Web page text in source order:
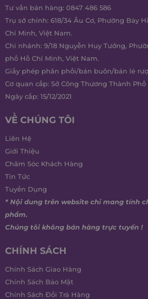
Tư vấn bán hàng: 0847 486 586
Trụ sở chính: 618/34 Âu Cơ, Phường Bảy
Chí Minh, Việt Nam.
Chi nhánh: 9/18 Nguyễn Huy Tưởng,
phố Hồ Chí Minh, Việt Nam.
Giấy phép phân phối/bán buôn/bán lẻ
Cơ quan cấp: Sở Công Thương Thành
Ngày cấp: 15/12/2021
VỀ CHÚNG TÔI
Liên Hệ
Giới Thiệu
Chăm Sóc Khách Hàng
Tin Tức
Tuyển Dụng
* Nội dung trên website chỉ mang tính
phẩm.
Chúng tôi không bán hàng trực tuyến !
CHÍNH SÁCH
Chính Sách Giao Hàng
Chính Sách Bảo Mật
Chính Sách Đổi Trả Hàng